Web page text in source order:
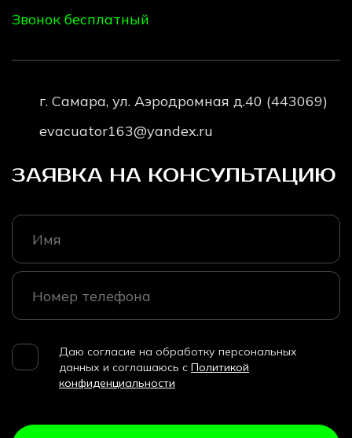
Звонок бесплатный
г. Самара, ул. Аэродромная д.40 (443069)
evacuator163@yandex.ru
ЗАЯВКА НА КОНСУЛЬТАЦИЮ
Даю согласие на обработку персональных
данных и соглашаюсь с Политикой
конфиденциальности